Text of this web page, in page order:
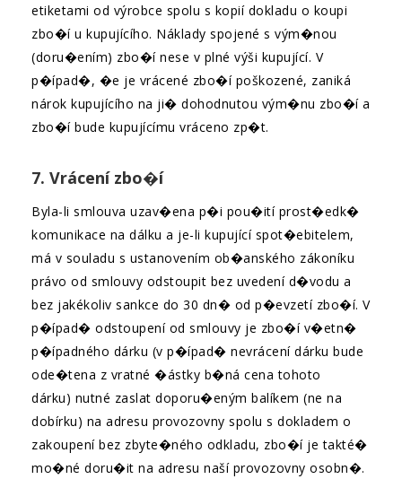
etiketami od výrobce spolu s kopií dokladu o koupi
zbo�í u kupujícího. Náklady spojené s vým�nou
(doru�ením) zbo�í nese v plné výši kupující. V
p�ípad�, �e je vrácené zbo�í poškozené, zaniká
nárok kupujícího na ji� dohodnutou vým�nu zbo�í a
zbo�í bude kupujícímu vráceno zp�t.
7. Vrácení zbo�í
Byla-li smlouva uzav�ena p�i pou�ití prost�edk�
komunikace na dálku a je-li kupující spot�ebitelem,
má v souladu s ustanovením ob�anského zákoníku
právo od smlouvy odstoupit bez uvedení d�vodu a
bez jakékoliv sankce do 30 dn� od p�evzetí zbo�í. V
p�ípad� odstoupení od smlouvy je zbo�í v�etn�
p�ípadného dárku (v p�ípad� nevrácení dárku bude
ode�tena z vratné �ástky b�ná cena tohoto
dárku) nutné zaslat doporu�eným balíkem (ne na
dobírku) na adresu provozovny spolu s dokladem o
zakoupení bez zbyte�ného odkladu, zbo�í je takté�
mo�né doru�it na adresu naší provozovny osobn�.